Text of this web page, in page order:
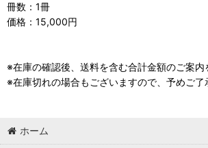
冊数：1冊
価格：15,000円
※在庫の確認後、送料を含む合計金額のご案内
※在庫切れの場合もございますので、予めご了
ホーム